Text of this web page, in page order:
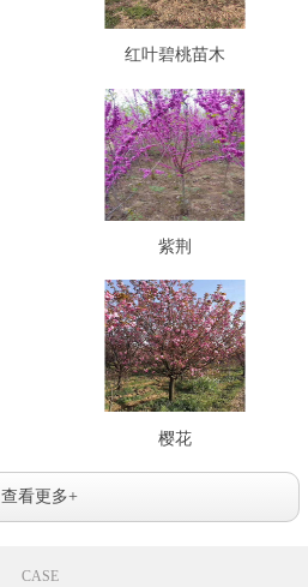
红叶碧桃苗木
紫荆
樱花
查看更多+
CASE